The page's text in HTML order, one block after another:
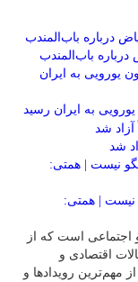
باب‌المندب
به ایران رسید
شد
نیست | همتی:
اجتماعی است که از
اقتصادی و
مهم‌ترین رویدادها و